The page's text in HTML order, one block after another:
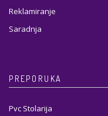
Reklamiranje
Saradnja
PREPORUKA
Pvc Stolarija